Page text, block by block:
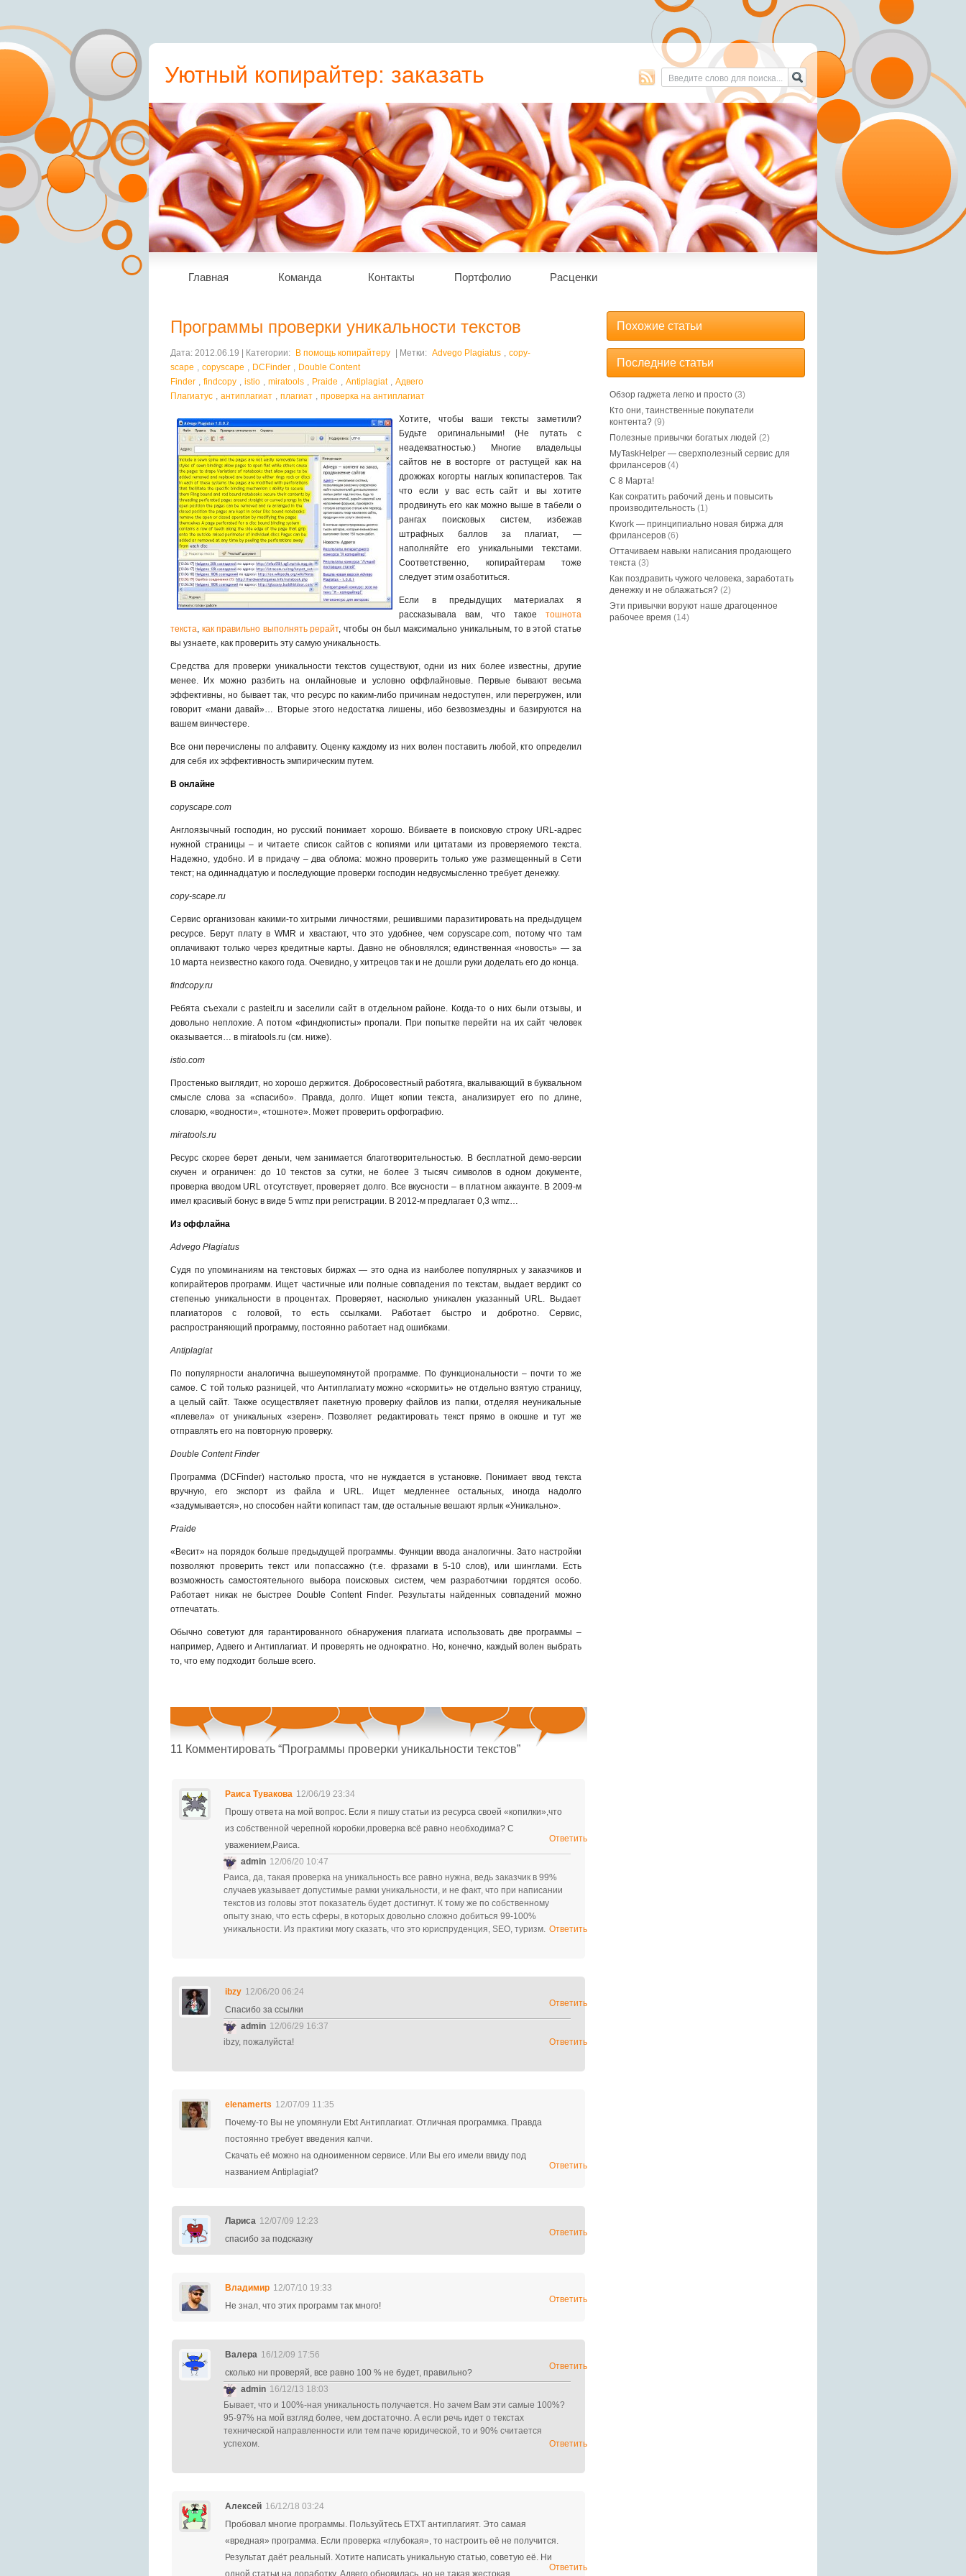
Уютный копирайтер: заказать
пресс-релиз, статьи, рерайт
Главная Команда Контакты Портфолио Расценки
Программы проверки уникальности текстов
Дата: 2012.06.19 | Категории: В помощь копирайтеру | Метки: Advego Plagiatus , copy-
scape , copyscape , DCFinder , Double Content
Finder , findcopy , istio , miratools , Prаide , Аntiplagiat , Адвего
Плагиатус , антиплагиат , плагиат , проверка на антиплагиат
Хотите, чтобы ваши тексты заметили?
Будьте оригинальными! (Не путать с
неадекватностью.) Многие владельцы
сайтов не в восторге от растущей как на
дрожжах когорты наглых копипастеров. Так
что если у вас есть сайт и вы хотите
продвинуть его как можно выше в табели о
рангах поисковых систем, избежав
штрафных баллов за плагиат, —
наполняйте его уникальными текстами.
Соответственно, копирайтерам тоже
следует этим озаботиться.
Если в предыдущих материалах я
рассказывала вам, что такое тошнота
текста, как правильно выполнять рерайт, чтобы он был максимально уникальным, то в этой статье
вы узнаете, как проверить эту самую уникальность.
Средства для проверки уникальности текстов существуют, одни из них более известны, другие
менее. Их можно разбить на онлайновые и условно оффлайновые. Первые бывают весьма
эффективны, но бывает так, что ресурс по каким-либо причинам недоступен, или перегружен, или
говорит «мани давай»… Вторые этого недостатка лишены, ибо безвозмездны и базируются на
вашем винчестере.
Все они перечислены по алфавиту. Оценку каждому из них волен поставить любой, кто определил
для себя их эффективность эмпирическим путем.
В онлайне
copyscape.com
Англоязычный господин, но русский понимает хорошо. Вбиваете в поисковую строку URL-адрес
нужной страницы – и читаете список сайтов с копиями или цитатами из проверяемого текста.
Надежно, удобно. И в придачу – два облома: можно проверить только уже размещенный в Сети
текст; на одиннадцатую и последующие проверки господин недвусмысленно требует денежку.
copy-scape.ru
Сервис организован какими-то хитрыми личностями, решившими паразитировать на предыдущем
ресурсе. Берут плату в WMR и хвастают, что это удобнее, чем copyscape.com, потому что там
оплачивают только через кредитные карты. Давно не обновлялся; единственная «новость» — за
10 марта неизвестно какого года. Очевидно, у хитрецов так и не дошли руки доделать его до конца.
findcopy.ru
Ребята съехали с pasteit.ru и заселили сайт в отдельном районе. Когда-то о них были отзывы, и
довольно неплохие. А потом «финдкописты» пропали. При попытке перейти на их сайт человек
оказывается… в miratools.ru (см. ниже).
istio.com
Простенько выглядит, но хорошо держится. Добросовестный работяга, вкалывающий в буквальном
смысле слова за «спасибо». Правда, долго. Ищет копии текста, анализирует его по длине,
словарю, «водности», «тошноте». Может проверить орфографию.
miratools.ru
Ресурс скорее берет деньги, чем занимается благотворительностью. В бесплатной демо-версии
скучен и ограничен: до 10 текстов за сутки, не более 3 тысяч символов в одном документе,
проверка вводом URL отсутствует, проверяет долго. Все вкусности – в платном аккаунте. В 2009-м
имел красивый бонус в виде 5 wmz при регистрации. В 2012-м предлагает 0,3 wmz…
Из оффлайна
Advego Plagiatus
Судя по упоминаниям на текстовых биржах — это одна из наиболее популярных у заказчиков и
копирайтеров программ. Ищет частичные или полные совпадения по текстам, выдает вердикт со
степенью уникальности в процентах. Проверяет, насколько уникален указанный URL. Выдает
плагиаторов с головой, то есть ссылками. Работает быстро и добротно. Сервис,
распространяющий программу, постоянно работает над ошибками.
Аntiplagiat
По популярности аналогична вышеупомянутой программе. По функциональности – почти то же
самое. С той только разницей, что Антиплагиату можно «скормить» не отдельно взятую страницу,
а целый сайт. Также осуществляет пакетную проверку файлов из папки, отделяя неуникальные
«плевела» от уникальных «зерен». Позволяет редактировать текст прямо в окошке и тут же
отправлять его на повторную проверку.
Double Content Finder
Программа (DCFinder) настолько проста, что не нуждается в установке. Понимает ввод текста
вручную, его экспорт из файла и URL. Ищет медленнее остальных, иногда надолго
«задумывается», но способен найти копипаст там, где остальные вешают ярлык «Уникально».
Prаide
«Весит» на порядок больше предыдущей программы. Функции ввода аналогичны. Зато настройки
позволяют проверить текст или попассажно (т.е. фразами в 5-10 слов), или шинглами. Есть
возможность самостоятельного выбора поисковых систем, чем разработчики гордятся особо.
Работает никак не быстрее Double Content Finder. Результаты найденных совпадений можно
отпечатать.
Обычно советуют для гарантированного обнаружения плагиата использовать две программы –
например, Адвего и Антиплагиат. И проверять не однократно. Но, конечно, каждый волен выбрать
то, что ему подходит больше всего.
11 Комментировать “Программы проверки уникальности текстов”
Раиса Тувакова 12/06/19 23:34
Прошу ответа на мой вопрос. Если я пишу статьи из ресурса своей «копилки»,что
из собственной черепной коробки,проверка всё равно необходима? С
уважением,Раиса.
Ответить
admin 12/06/20 10:47
Раиса, да, такая проверка на уникальность все равно нужна, ведь заказчик в 99%
случаев указывает допустимые рамки уникальности, и не факт, что при написании
текстов из головы этот показатель будет достигнут. К тому же по собственному
опыту знаю, что есть сферы, в которых довольно сложно добиться 99-100%
уникальности. Из практики могу сказать, что это юриспруденция, SEO, туризм. Ответить
ibzy 12/06/20 06:24
Спасибо за ссылки
Ответить
admin 12/06/29 16:37
ibzy, пожалуйста!
Ответить
elenamerts 12/07/09 11:35
Почему-то Вы не упомянули Etxt Антиплагиат. Отличная программка. Правда
постоянно требует введения капчи.
Скачать её можно на одноименном сервисе. Или Вы его имели ввиду под
названием Аntiplagiat?
Ответить
Лариса 12/07/09 12:23
спасибо за подсказку
Ответить
Владимир 12/07/10 19:33
Не знал, что этих программ так много!
Ответить
Валера 16/12/09 17:56
сколько ни проверяй, все равно 100 % не будет, правильно?
Ответить
admin 16/12/13 18:03
Бывает, что и 100%-ная уникальность получается. Но зачем Вам эти самые 100%?
95-97% на мой взгляд более, чем достаточно. А если речь идет о текстах
технической направленности или тем паче юридической, то и 90% считается
успехом.
Ответить
Алексей 16/12/18 03:24
Пробовал многие программы. Пользуйтесь ЕТХТ антиплагият. Это самая
«вредная» программа. Если проверка «глубокая», то настроить её не получится.
Результат даёт реальный. Хотите написать уникальную статью, советую её. Ни
одной статьи на доработку. Адвего обновилась, но не такая жестокая.
Ответить
Похожие статьи
Последние статьи
Обзор гаджета легко и просто (3)
Кто они, таинственные покупатели
контента? (9)
Полезные привычки богатых людей (2)
MyTaskHelper — сверхполезный сервис для
фрилансеров (4)
С 8 Марта!
Как сократить рабочий день и повысить
производительность (1)
Kwork — принципиально новая биржа для
фрилансеров (6)
Оттачиваем навыки написания продающего
текста (3)
Как поздравить чужого человека, заработать
денежку и не облажаться? (2)
Эти привычки воруют наше драгоценное
рабочее время (14)